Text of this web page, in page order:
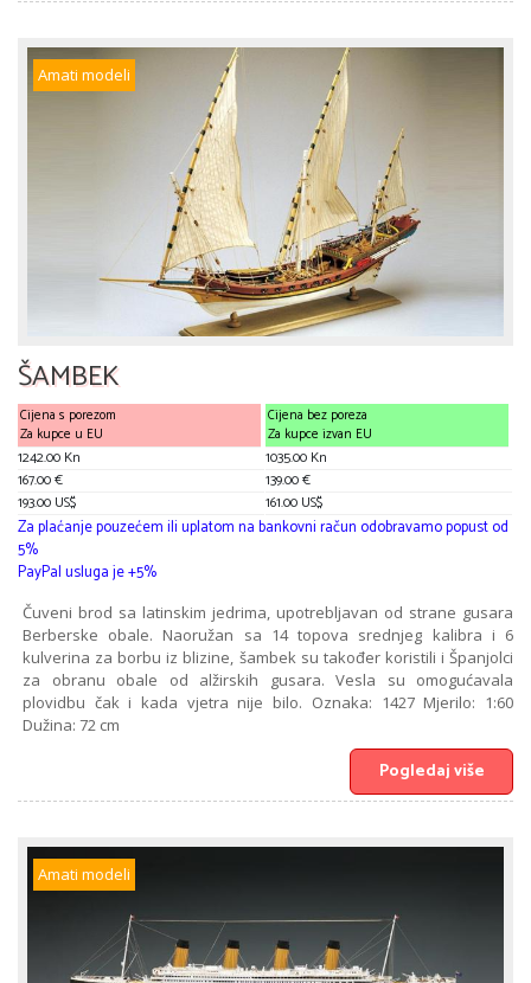
Amati modeli
ŠAMBEK
Cijena s porezom
Za kupce u EU
1242.00 Kn
167.00 €
193.00 US$
Cijena bez poreza
Za kupce izvan EU
1035.00 Kn
139.00 €
161.00 US$
Za plaćanje pouzećem ili uplatom na bankovni račun odobravamo popust od
5%
PayPal usluga je +5%
Čuveni brod sa latinskim jedrima, upotrebljavan od strane gusara
Berberske obale. Naoružan sa 14 topova srednjeg kalibra i 6
kulverina za borbu iz blizine, šambek su također koristili i Španjolci
za obranu obale od alžirskih gusara. Vesla su omogućavala
plovidbu čak i kada vjetra nije bilo. Oznaka: 1427 Mjerilo: 1:60
Dužina: 72 cm
Pogledaj više
Amati modeli